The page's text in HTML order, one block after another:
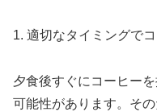
1. 適切なタイミングで
夕食後すぐにコーヒー
可能性があります。そ